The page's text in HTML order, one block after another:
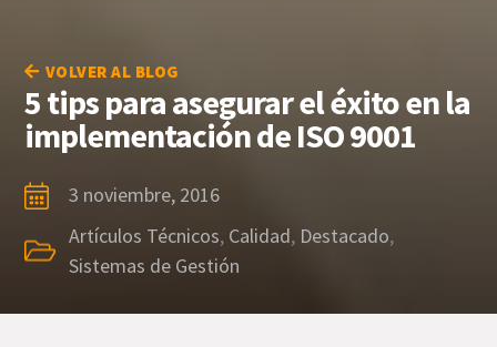
VOLVER AL BLOG
5 tips para asegurar el éxito en la
implementación de ISO 9001
3 noviembre, 2016
Artículos Técnicos, Calidad, Destacado,
Sistemas de Gestión